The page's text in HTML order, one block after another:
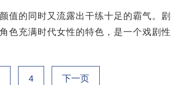
的同时又流露出干练十足的霸气。剧
色充满时代女性的特色，是一个戏剧性
4 下一页